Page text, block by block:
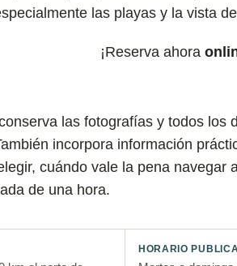
las playas y la vista
¡Reserva ahora
las fotografías y todos los
incorpora información
cuándo vale la pena navegar
de una hora.
HORARIO